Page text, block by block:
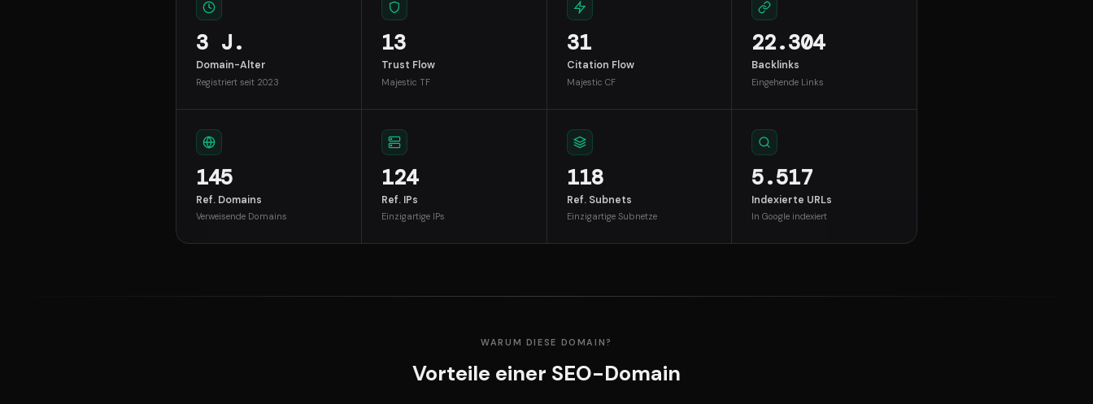
3 J.
Domain-Alter
Registriert seit 2023
13
Trust Flow
Majestic TF
31
Citation Flow
Majestic CF
22.304
Backlinks
Eingehende Links
145
Ref. Domains
Verweisende Domains
124
Ref. IPs
Einzigartige IPs
118
Ref. Subnets
Einzigartige Subnetze
5.517
Indexierte URLs
In Google indexiert
WARUM DIESE DOMAIN?
Vorteile einer SEO-Domain